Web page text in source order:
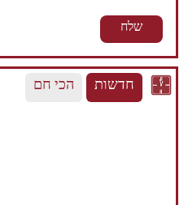
חדשות הכי חם